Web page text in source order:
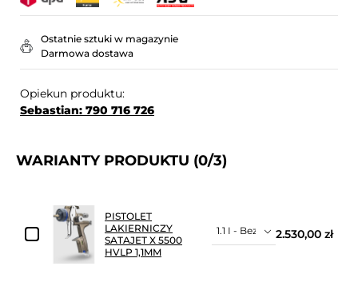
Ostatnie sztuki w magazynie
Darmowa dostawa
Opiekun produktu:
Sebastian: 790 716 726
WARIANTY PRODUKTU (0/3)
PISTOLET
LAKIERNICZY
SATAJET X 5500
HVLP 1,1MM
2.530,00 zł